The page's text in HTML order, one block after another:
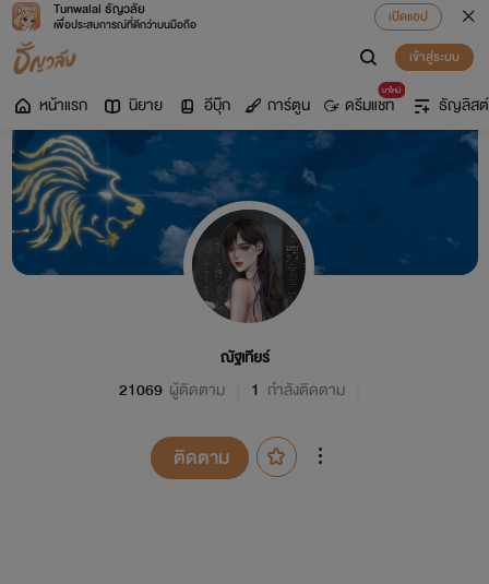
Tunwalai ธัญวลัย
เพื่อประสบการณ์ที่ดีกว่าบนมือถือ
เปิดแอป
เข้าสู่ระบบ
หน้าแรก นิยาย อีบุ๊ก การ์ตูน
มาใหม่
ดรีมแชท ธัญลิสต์
ณัฐเทียร์
21069 ผู้ติดตาม 1 กำลังติดตาม
ติดตาม